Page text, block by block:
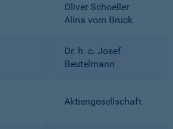
Oliver Schoeller
Alina vom Bruck
Dr. h. c. Josef
Beutelmann
Aktiengesellschaft